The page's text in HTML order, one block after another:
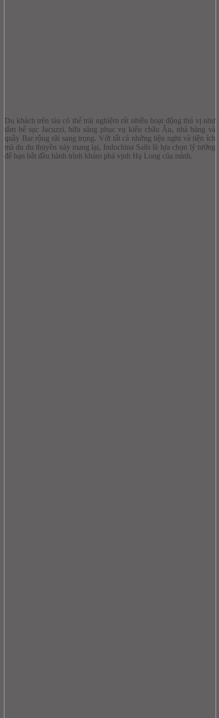
Du khách trên tàu có thể trải nghiệm rất nhiều hoạt động thú vị như
tắm bể sục Jacuzzi, bữa sáng phục vụ kiểu châu Âu, nhà hàng và
quầy Bar rộng rãi sang trọng. Với tất cả những tiện nghi và tiện ích
mà du du thuyền này mang lại, Indochina Sails là lựa chọn lý tưởng
để bạn bắt đầu hành trình khám phá vịnh Hạ Long của mình.